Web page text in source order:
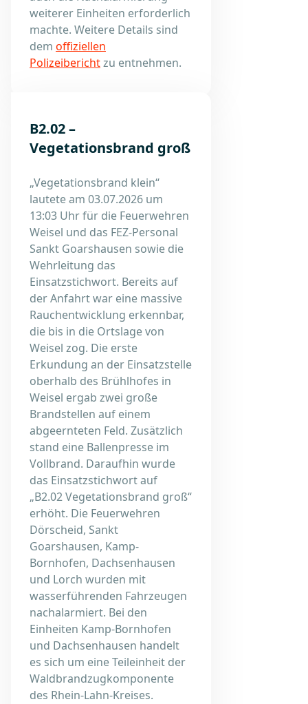
weiterer Einheiten erforderlich
machte. Weitere Details sind
dem offiziellen
Polizeiberichtzu entnehmen.
B2.02 –
Vegetationsbrand groß
„Vegetationsbrand klein“
lautete am 03.07.2026 um
13:03 Uhr für die Feuerwehren
Weisel und das FEZ-Personal
Sankt Goarshausen sowie die
Wehrleitung das
Einsatzstichwort. Bereits auf
der Anfahrt war eine massive
Rauchentwicklung erkennbar,
die bis in die Ortslage von
Weisel zog. Die erste
Erkundung an der Einsatzstelle
oberhalb des Brühlhofes in
Weisel ergab zwei große
Brandstellen auf einem
abgeernteten Feld. Zusätzlich
stand eine Ballenpresse im
Vollbrand. Daraufhin wurde
das Einsatzstichwort auf
„B2.02 Vegetationsbrand groß“
erhöht. Die Feuerwehren
Dörscheid, Sankt
Goarshausen, Kamp-
Bornhofen, Dachsenhausen
und Lorch wurden mit
wasserführenden Fahrzeugen
nachalarmiert. Bei den
Einheiten Kamp-Bornhofen
und Dachsenhausen handelt
es sich um eine Teileinheit der
Waldbrandzugkomponente
des Rhein-Lahn-Kreises.